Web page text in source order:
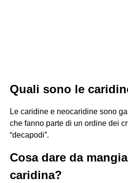
Quali sono le
Le caridine e neocaridine sono
che fanno parte di un ordine dei
“decapodi”.
Cosa dare da
caridina?